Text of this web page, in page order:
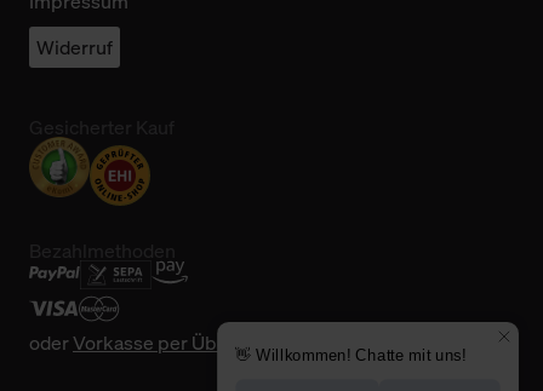
Widerruf
oderVorkasse per Überweisung